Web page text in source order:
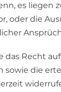
es liegen
oder die
das Recht
sowie die